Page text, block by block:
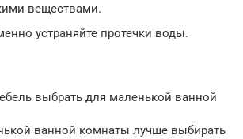
веществами.
устраняйте протечки воды.
выбрать для маленькой ванной
ванной комнаты лучше выбирать